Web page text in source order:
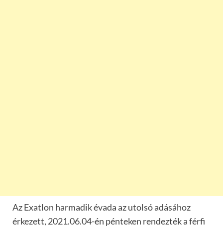
Az Exatlon harmadik évada az utolsó adásához
érkezett, 2021.06.04-én pénteken rendezték a férfi